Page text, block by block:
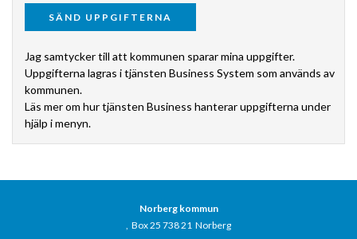
Jag samtycker till att kommunen sparar mina uppgifter.
Uppgifterna lagras i tjänsten Business System som används av
kommunen.
Läs mer om hur tjänsten Business hanterar uppgifterna under
hjälp i menyn.
Norberg kommun
, Box 25 738 21 Norberg